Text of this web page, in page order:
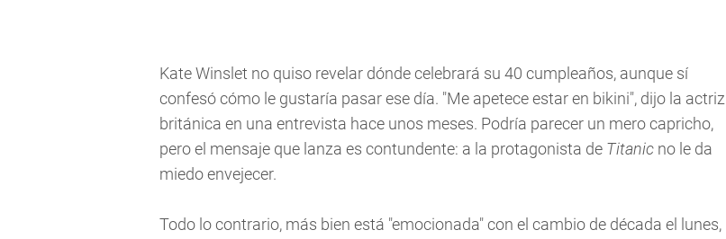
Kate Winslet no quiso revelar dónde celebrará su 40 cumpleaños, aunque sí
confesó cómo le gustaría pasar ese día. "Me apetece estar en bikini", dijo la actriz
británica en una entrevista hace unos meses. Podría parecer un mero capricho,
pero el mensaje que lanza es contundente: a la protagonista de Titanic no le da
miedo envejecer.
Todo lo contrario, más bien está "emocionada" con el cambio de década el lunes,